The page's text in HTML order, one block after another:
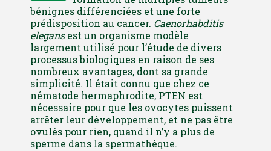
bénignes différenciées et une forte
prédisposition au cancer. Caenorhabditis
elegansest un organisme modèle
largement utilisé pour l’étude de divers
processus biologiques en raison de ses
nombreux avantages, dont sa grande
simplicité. Il était connu que chez ce
nématode hermaphrodite, PTEN est
nécessaire pour que les ovocytes puissent
arrêter leur développement, et ne pas être
ovulés pour rien, quand il n’y a plus de
sperme dans la spermathèque.